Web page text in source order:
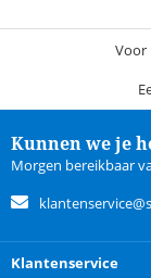
Voor
Kunnen we je
Morgen bereikbaar
Klantenservice